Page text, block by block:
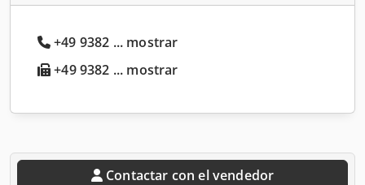
+49 9382 ... mostrar
+49 9382 ... mostrar
Contactar con el vendedor